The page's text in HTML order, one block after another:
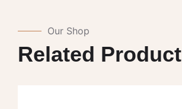
Our Shop
Related Product